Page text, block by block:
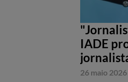
IADE
26 maio 2026